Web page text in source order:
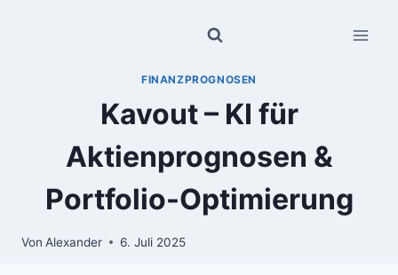
FINANZPROGNOSEN
Kavout – KI für
Aktienprognosen &
Portfolio-Optimierung
Von Alexander 6. Juli 2025